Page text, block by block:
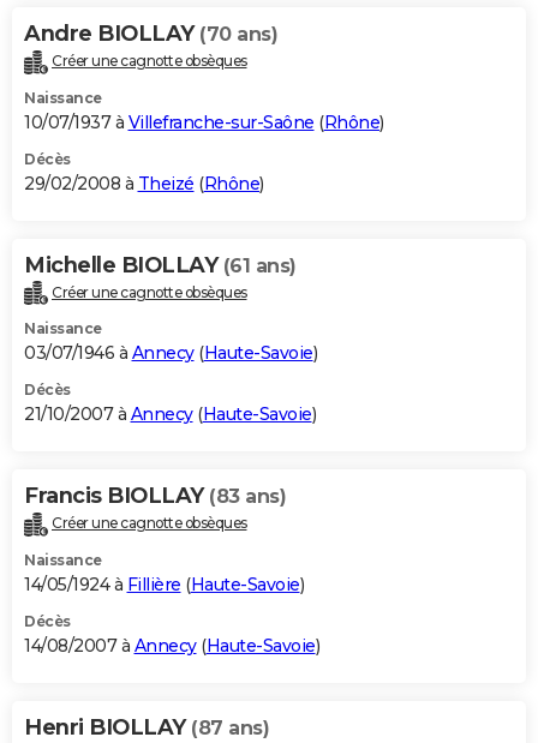
Andre BIOLLAY (70 ans)
Créer une cagnotte obsèques
Naissance
10/07/1937 à Villefranche-sur-Saône (Rhône)
Décès
29/02/2008 à Theizé (Rhône)
Michelle BIOLLAY (61 ans)
Créer une cagnotte obsèques
Naissance
03/07/1946 à Annecy(Haute-Savoie)
Décès
21/10/2007 à Annecy(Haute-Savoie)
Francis BIOLLAY (83 ans)
Créer une cagnotte obsèques
Naissance
14/05/1924 à Fillière (Haute-Savoie)
Décès
14/08/2007 à Annecy(Haute-Savoie)
Henri BIOLLAY (87 ans)